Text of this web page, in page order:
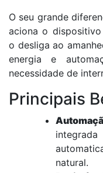
O seu grande
aciona o
o desliga ao
energia e
necessidade de
Principais
natural.